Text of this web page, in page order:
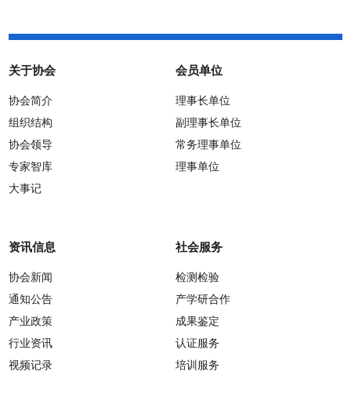
关于协会
协会简介
组织结构
协会领导
专家智库
大事记
会员单位
理事长单位
副理事长单位
常务理事单位
理事单位
资讯信息
协会新闻
通知公告
产业政策
行业资讯
视频记录
社会服务
检测检验
产学研合作
成果鉴定
认证服务
培训服务